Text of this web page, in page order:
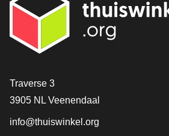
[_General:Contact]
Traverse 3
3905 NL Veenendaal
info@thuiswinkel.org